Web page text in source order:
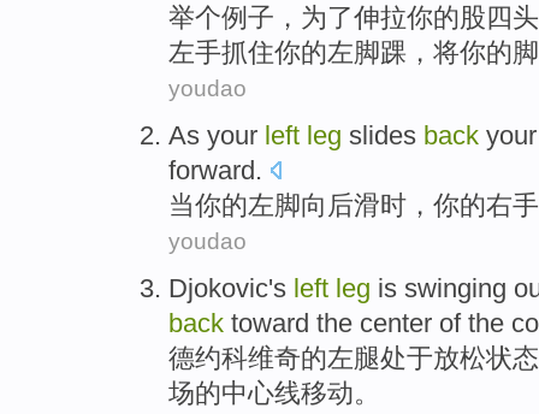
举个例子， 为了伸拉你的股四头
左手抓住你的左脚踝 ，将你的
youdao
As your left leg slides back your
forward.
当你的左脚向后滑时，你的右
youdao
Djokovic's left leg is swinging
back toward the center ofthe
德约科维奇的左腿处于放松状
场的中心线移动。